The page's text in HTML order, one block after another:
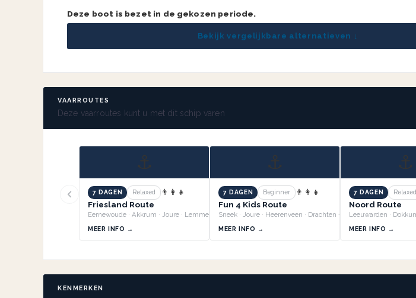
KENMERKEN
Deze boot is bezet in de gekozen periode.
Bekijk vergelijkbare alternatieven ↓
VAARROUTES
Deze vaarroutes kunt u met dit schip varen
⚓
7 DAGEN Relaxed
👨‍👩‍👧
Friesland Route
Eernewoude · Akkrum · Joure · Lemmer +3
MEER INFO →
⚓
7 DAGEN Beginner
👨‍👩‍👧
Fun 4 Kids Route
Sneek · Joure · Heerenveen · Drachten +3
MEER INFO →
⚓
7 DAGEN Relaxed
Noord Route
MEER INFO →